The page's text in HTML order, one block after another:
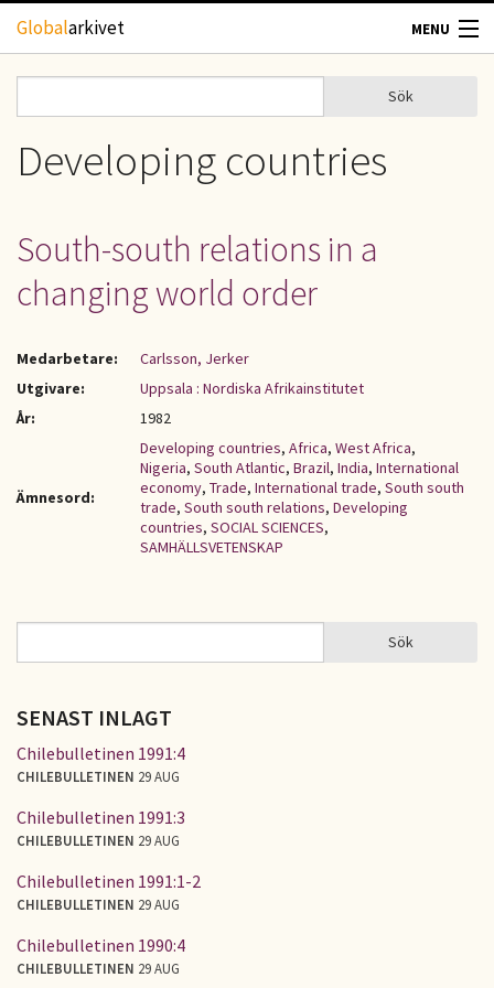
Hoppa till huvudinnehåll
Globalarkivet MENU
TIDSKRIFTER
UPPHOVSRÄTT
KONTAKT
Sökformulär
Sök
Developing countries
South-south relations in a
changing world order
Medarbetare:
Carlsson, Jerker
Utgivare:
Uppsala : Nordiska Afrikainstitutet
År:
1982
Ämnesord:
Developing countries, Africa, West Africa,
Nigeria, South Atlantic, Brazil, India, International
economy, Trade, International trade, South south
trade, South south relations, Developing
countries, SOCIAL SCIENCES,
SAMHÄLLSVETENSKAP
SÖKFORMULÄR Sök
SENAST INLAGT
Chilebulletinen 1991:4
CHILEBULLETINEN 29 AUG
Chilebulletinen 1991:3
CHILEBULLETINEN 29 AUG
Chilebulletinen 1991:1-2
CHILEBULLETINEN 29 AUG
Chilebulletinen 1990:4
CHILEBULLETINEN 29 AUG